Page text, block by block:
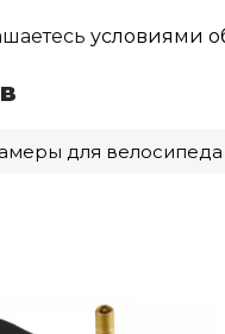
условиями
для